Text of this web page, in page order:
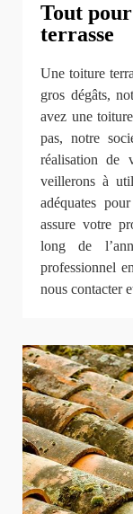
Tout
terrasse
Une toiture
gros dégâts,
avez une
pas, notre
réalisation de
veillerons à
adéquates
assure votre
long de
professionnel
nous contacter